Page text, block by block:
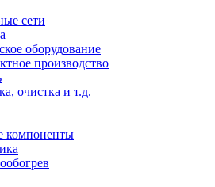
сети
оборудование
производство
очистка и т.д.
компоненты